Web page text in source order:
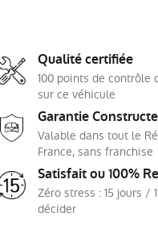
Navigation
Régulateur limiteur de
Rétroviseur intérieur jour/
Siège conducteur
Système ISOFIX (i-Size)
et passager AV
Qualité certifiée
100 points de contrôle
sur ce véhicule
Garantie
Valable dans tout le
France, sans franchise
Satisfait ou 100%
Zéro stress : 15 jours /
décider